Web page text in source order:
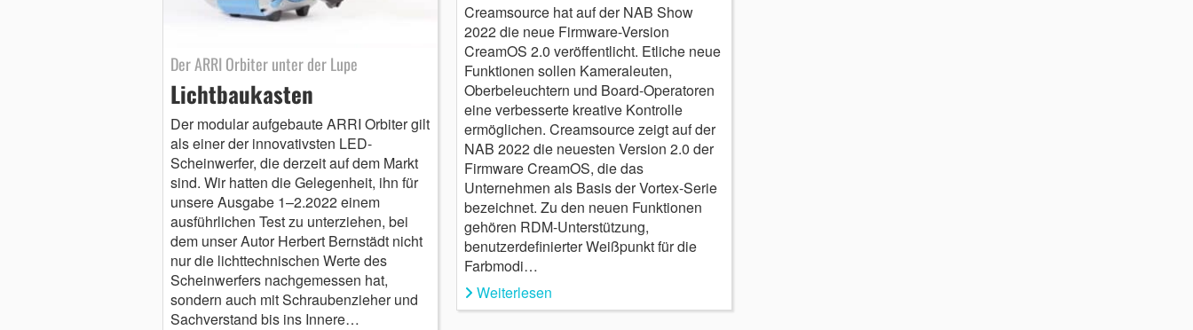
Der ARRI Orbiter unter der Lupe
Lichtbaukasten
Der modular aufgebaute ARRI Orbiter gilt
als einer der innovativsten LED-
Scheinwerfer, die derzeit auf dem Markt
sind. Wir hatten die Gelegenheit, ihn für
unsere Ausgabe 1–2.2022 einem
ausführlichen Test zu unterziehen, bei
dem unser Autor Herbert Bernstädt nicht
nur die lichttechnischen Werte des
Scheinwerfers nachgemessen hat,
sondern auch mit Schraubenzieher und
Sachverstand bis ins Innere…
Creamsource hat auf der NAB Show
2022 die neue Firmware-Version
CreamOS 2.0 veröffentlicht. Etliche neue
Funktionen sollen Kameraleuten,
Oberbeleuchtern und Board-Operatoren
eine verbesserte kreative Kontrolle
ermöglichen. Creamsource zeigt auf der
NAB 2022 die neuesten Version 2.0 der
Firmware CreamOS, die das
Unternehmen als Basis der Vortex-Serie
bezeichnet. Zu den neuen Funktionen
gehören RDM-Unterstützung,
benutzerdefinierter Weißpunkt für die
Farbmodi…
Weiterlesen